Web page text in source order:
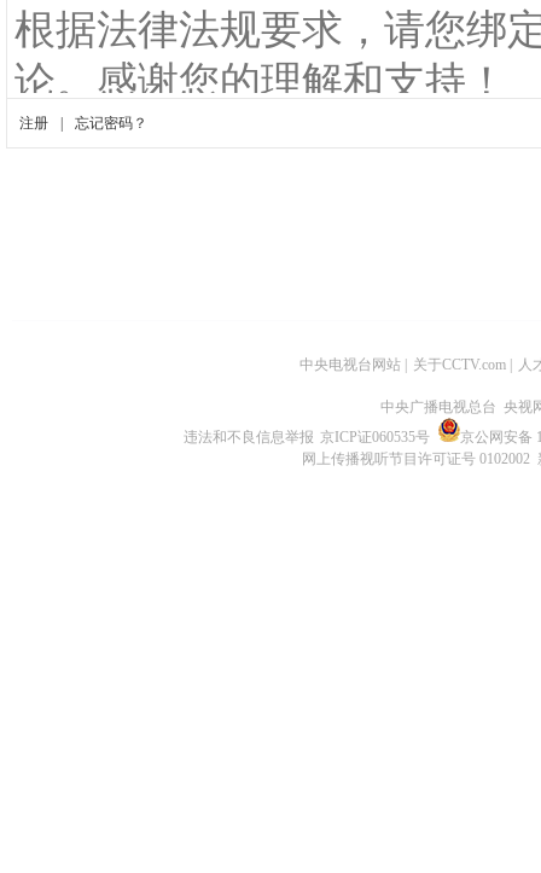
中央电视台网站 关于CCTV.com 人
中央广播电视总台 央视
违法和不良信息举报 京ICP证060535号
京公网安备
网上传播视听节目许可证号 0102002